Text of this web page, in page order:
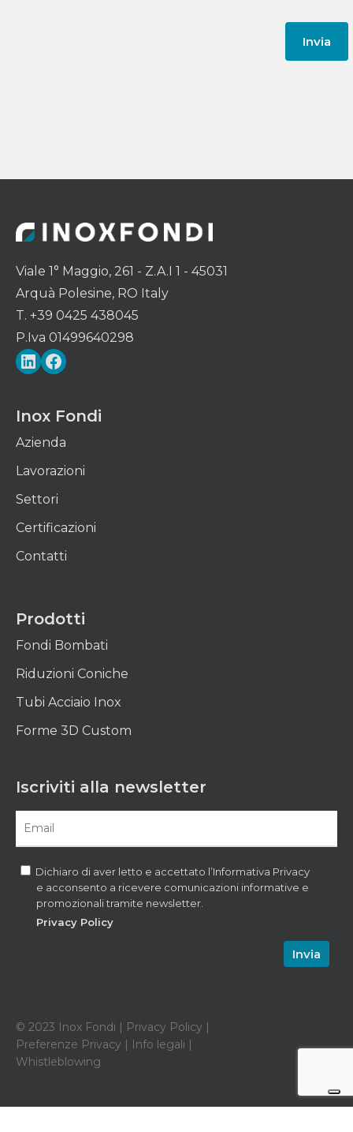
Viale 1° Maggio, 261 - Z.A.I 1 - 45031
Arquà Polesine, RO Italy
T. +39 0425 438045
P.Iva 01499640298
LinkedIn
Facebook
Inox Fondi
Azienda
Lavorazioni
Settori
Certificazioni
Contatti
Prodotti
Fondi Bombati
Riduzioni Coniche
Tubi Acciaio Inox
Forme 3D Custom
Iscriviti alla newsletter
Dichiaro di aver letto e accettato l’Informativa Privacy
e acconsento a ricevere comunicazioni informative e
promozionali tramite newsletter.
Privacy Policy
© 2023 Inox Fondi | Privacy Policy |
Preferenze Privacy | Info legali |
Whistleblowing